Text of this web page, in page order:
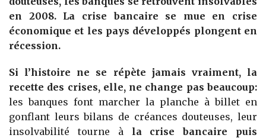
en 2008. La crise bancaire se mue en crise
économique et les pays développés plongent en
récession.
Si l’histoire ne se répète jamais vraiment, la
recette des crises, elle, ne change pas beaucoup:
les banques font marcher la planche à billet en
gonflant leurs bilans de créances douteuses, leur
insolvabilité tourne à la crise bancaire puis